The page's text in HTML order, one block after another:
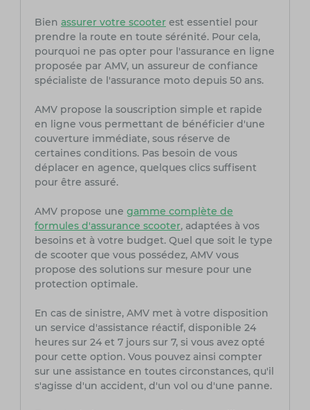
Bien assurer votre scooterest essentiel pour
prendre la route en toute sérénité. Pour cela,
pourquoi ne pas opter pour l'assurance en ligne
proposée par AMV, un assureur de confiance
spécialiste de l'assurance moto depuis 50 ans.
AMV propose la souscription simple et rapide
en ligne vous permettant de bénéficier d'une
couverture immédiate, sous réserve de
certaines conditions. Pas besoin de vous
déplacer en agence, quelques clics suffisent
pour être assuré.
AMV propose une gamme complète de
formules d'assurance scooter, adaptées à vos
besoins et à votre budget. Quel que soit le type
de scooter que vous possédez, AMV vous
propose des solutions sur mesure pour une
protection optimale.
En cas de sinistre, AMV met à votre disposition
un service d'assistance réactif, disponible 24
heures sur 24 et 7 jours sur 7, si vous avez opté
pour cette option. Vous pouvez ainsi compter
sur une assistance en toutes circonstances, qu'il
s'agisse d'un accident, d'un vol ou d'une panne.